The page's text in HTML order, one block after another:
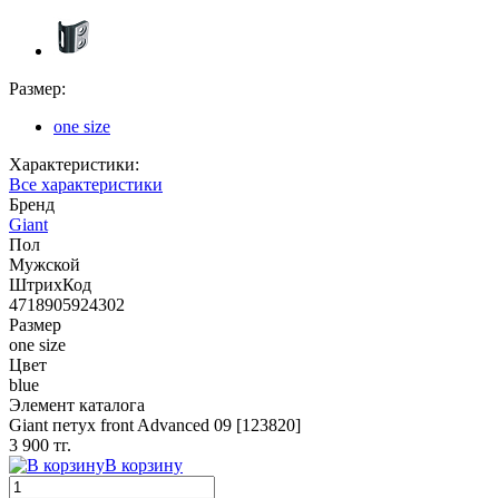
Размер:
one size
Характеристики:
Все характеристики
Бренд
Giant
Пол
Мужской
ШтрихКод
4718905924302
Размер
one size
Цвет
blue
Элемент каталога
Giant петух front Advanced 09 [123820]
3 900 тг.
В корзину